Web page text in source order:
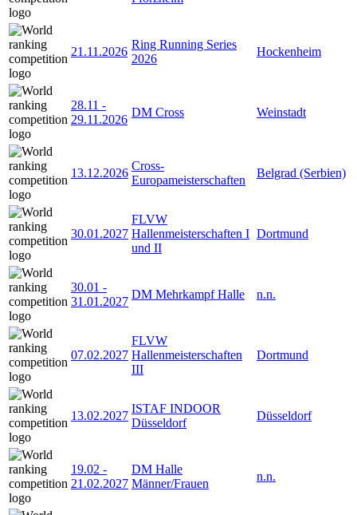
21.11.2026
Ring Running Series
2026
Hockenheim
28.11 -
29.11.2026
DM Cross Weinstadt
13.12.2026
Cross-
Europameisterschaften
Belgrad (Serbien)
30.01.2027
FLVW
Hallenmeisterschaften I
und II
Dortmund
30.01 -
31.01.2027
DM Mehrkampf Halle n.n.
07.02.2027
FLVW
Hallenmeisterschaften
III
Dortmund
13.02.2027
ISTAF INDOOR
Düsseldorf
Düsseldorf
19.02 -
21.02.2027
DM Halle
Männer/Frauen
n.n.